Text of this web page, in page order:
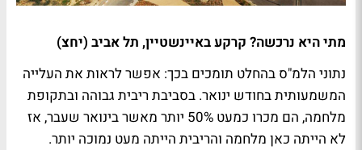
מתי היא נרכשה? קרקע באיינשטיין, תל אביב (יחצ)
נתוני הלמ"ס בהחלט תומכים בכך: אפשר לראות את העלייה
המשמעותית בחודש ינואר. בסביבת ריבית גבוהה ובתקופת
מלחמה, הם מכרו כמעט 50% יותר מאשר בינואר שעבר, אז
לא הייתה כאן מלחמה והריבית הייתה מעט נמוכה יותר.